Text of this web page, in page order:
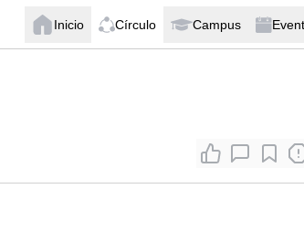
Inicio Círculo Campus